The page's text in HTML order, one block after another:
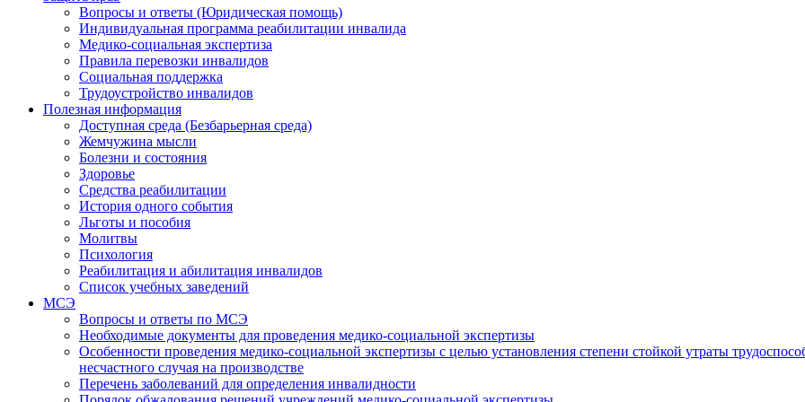
Вопросы и ответы (Юридическая помощь)
Индивидуальная программа реабилитации инвалида
Медико-социальная экспертиза
Правила перевозки инвалидов
Социальная поддержка
Трудоустройство инвалидов
Полезная информация
Доступная среда (Безбарьерная среда)
Жемчужина мысли
Болезни и состояния
Здоровье
Средства реабилитации
История одного события
Льготы и пособия
Молитвы
Психология
Реабилитация и абилитация инвалидов
Список учебных заведений
МСЭ
Вопросы и ответы по МСЭ
Необходимые документы для проведения медико-социальной экспертизы
Особенности проведения медико-социальной экспертизы с целью установления степени стойкой утраты
несчастного случая на производстве
Перечень заболеваний для определения инвалидности